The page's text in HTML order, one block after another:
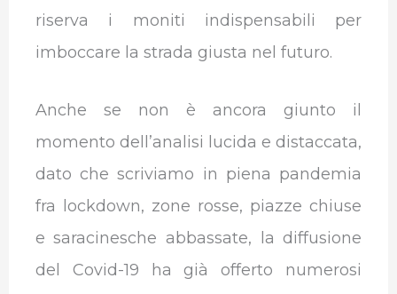
riserva i moniti indispensabili per
imboccare la strada giusta nel futuro.
Anche se non è ancora giunto il
momento dell’analisi lucida e distaccata,
dato che scriviamo in piena pandemia
fra lockdown, zone rosse, piazze chiuse
e saracinesche abbassate, la diffusione
del Covid-19 ha già offerto numerosi